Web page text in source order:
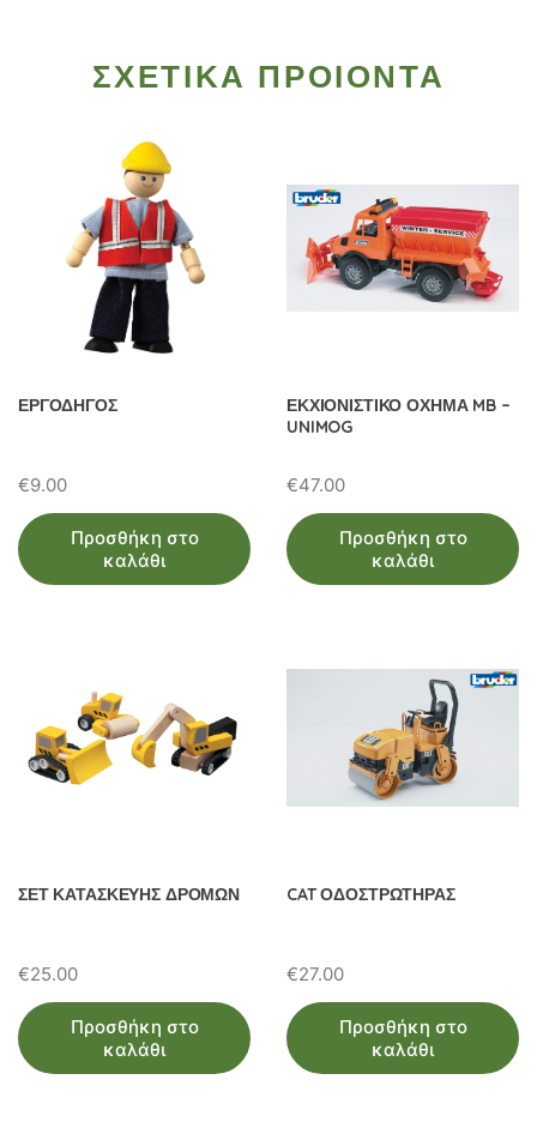
ΣΧΕΤΙΚΑ ΠΡΟΙΟΝΤΑ
ΕΡΓΟΔΗΓΟΣ
€9.00
Προσθήκη στο
καλάθι
ΕΚΧΙΟΝΙΣΤΙΚΟ ΟΧΗΜΑ MB –
UNIMOG
€47.00
Προσθήκη στο
καλάθι
ΣΕΤ ΚΑΤΑΣΚΕΥΗΣ ΔΡΟΜΩΝ
€25.00
Προσθήκη στο
καλάθι
CAT ΟΔΟΣΤΡΩΤΗΡΑΣ
€27.00
Προσθήκη στο
καλάθι